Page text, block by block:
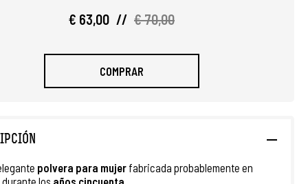
€ 63,00 // € 70,00
COMPRAR
polvera para mujer fabricada probablemente en
durante los años cincuenta.